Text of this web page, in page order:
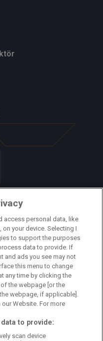
access personal data, like
your device. Selecting I
to support the purposes
data to provide. If
and ads you see may not
this menu to change
any time by clicking the
the webpage [or the
webpage, if applicable].
Website. For more
to provide:
scan device